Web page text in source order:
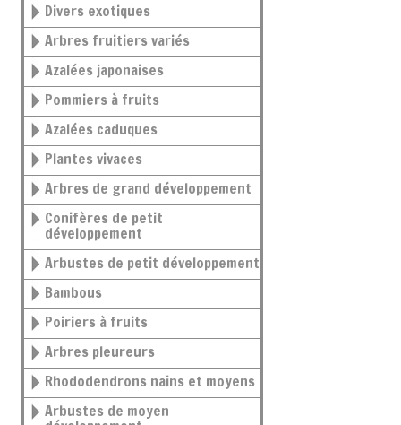
Divers exotiques
Arbres fruitiers variés
Azalées japonaises
Pommiers à fruits
Azalées caduques
Plantes vivaces
Arbres de grand développement
Conifères de petit
développement
Arbustes de petit développement
Bambous
Poiriers à fruits
Arbres pleureurs
Rhododendrons nains et moyens
Arbustes de moyen